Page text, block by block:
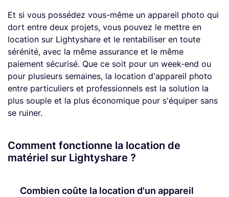
Et si vous possédez vous-même un appareil photo qui
dort entre deux projets, vous pouvez le mettre en
location sur Lightyshare et le rentabiliser en toute
sérénité, avec la même assurance et le même
paiement sécurisé. Que ce soit pour un week-end ou
pour plusieurs semaines, la location d'appareil photo
entre particuliers et professionnels est la solution la
plus souple et la plus économique pour s'équiper sans
se ruiner.
Comment fonctionne la location de
matériel sur Lightyshare ?
Combien coûte la location d'un appareil